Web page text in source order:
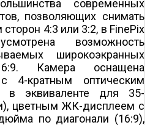
современных
позволяющих снимать
4:3 или 3:2, в FinePix
возможность
широкоэкранных
Камера оснащена
4-кратным оптическим
эквиваленте для 35-
цветным ЖК-дисплеем с
по диагонали (16:9),